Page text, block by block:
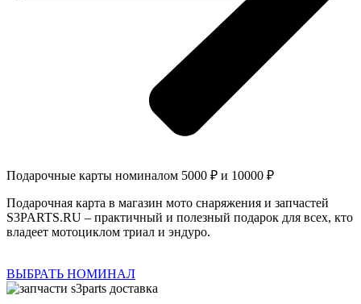
Подарочные карты номиналом 5000 ₽ и 10000 ₽
Подарочная карта в магазин мото снаряжения и запчастей
S3PARTS.RU – практичный и полезный подарок для всех, кто
владеет мотоциклом триал и эндуро.
ВЫБРАТЬ НОМИНАЛ